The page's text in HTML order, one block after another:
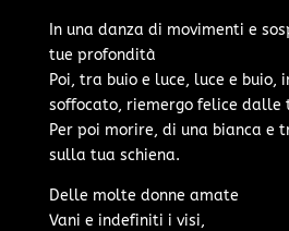
In una danza di movimenti e
tue profondità
Poi, tra buio e luce, luce e buio,
soffocato, riemergo felice dalle
Per poi morire, di una bianca e
sulla tua schiena.
Delle molte donne amate
Vani e indefiniti i visi,